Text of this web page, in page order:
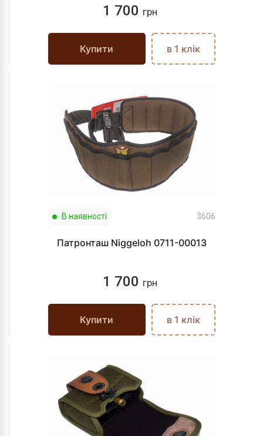
1 700 грн
Купити в 1 клік
В наявності 3606
Патронташ Niggeloh 0711-00013
1 700 грн
Купити в 1 клік